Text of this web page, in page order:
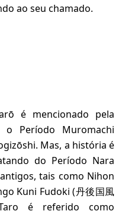
ao seu chamado.
é mencionado pela
Período Muromachi
Mas, a história é
do Período Nara
tais como Nihon
Kuni Fudoki (丹後国風
é referido como